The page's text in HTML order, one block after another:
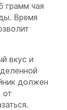
грамм чая
Время
вкус и
должен
от